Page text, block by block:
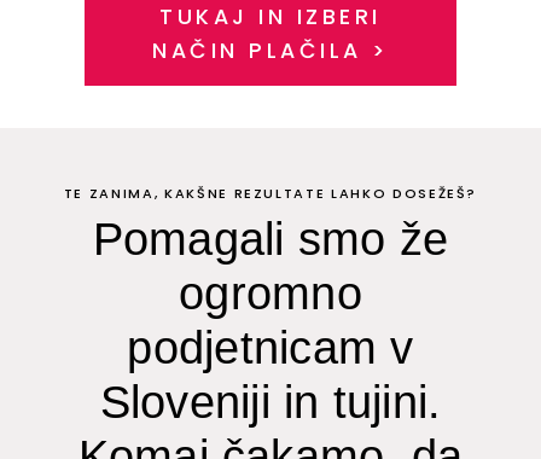
TUKAJ IN IZBERI
NAČIN PLAČILA >
TE ZANIMA, KAKŠNE REZULTATE LAHKO DOSEŽEŠ?
Pomagali smo že
ogromno
podjetnicam v
Sloveniji in tujini.